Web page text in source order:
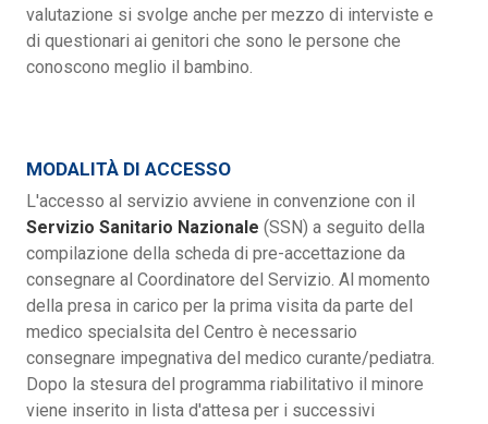
valutazione si svolge anche per mezzo di interviste e
di questionari ai genitori che sono le persone che
conoscono meglio il bambino.
MODALITÀ DI ACCESSO
L'accesso al servizio avviene in convenzione con il
Servizio Sanitario Nazionale (SSN) a seguito della
compilazione della scheda di pre-accettazione da
consegnare al Coordinatore del Servizio. Al momento
della presa in carico per la prima visita da parte del
medico specialsita del Centro è necessario
consegnare impegnativa del medico curante/pediatra.
Dopo la stesura del programma riabilitativo il minore
viene inserito in lista d'attesa per i successivi